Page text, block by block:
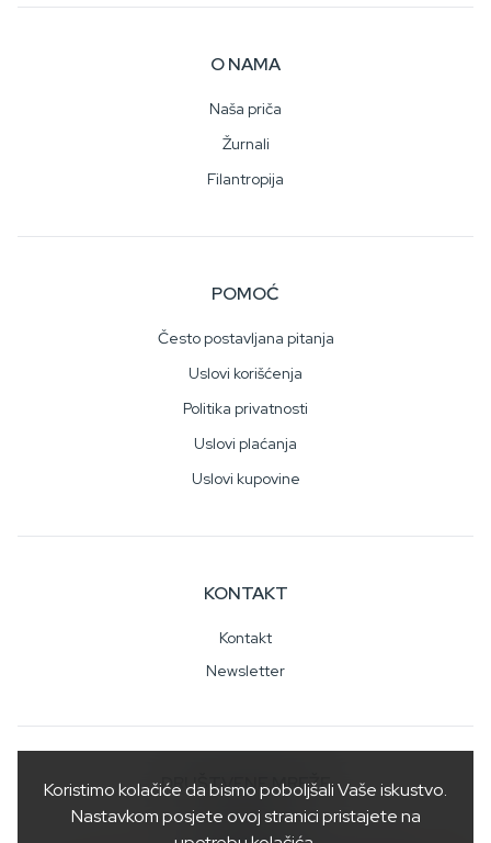
O NAMA
Naša priča
Žurnali
Filantropija
POMOĆ
Često postavljana pitanja
Uslovi korišćenja
Politika privatnosti
Uslovi plaćanja
Uslovi kupovine
KONTAKT
Kontakt
Newsletter
DRUŠTVENE MREŽE
Koristimo kolačiće da bismo poboljšali Vaše iskustvo.
Nastavkom posjete ovoj stranici pristajete na